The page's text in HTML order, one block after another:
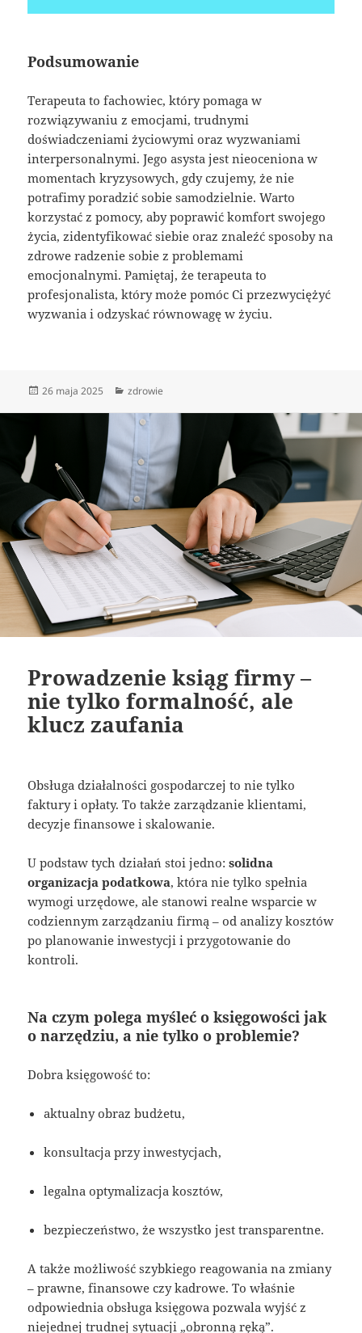
Podsumowanie
Terapeuta to fachowiec, który pomaga w
rozwiązywaniu z emocjami, trudnymi
doświadczeniami życiowymi oraz wyzwaniami
interpersonalnymi. Jego asysta jest nieoceniona w
momentach kryzysowych, gdy czujemy, że nie
potrafimy poradzić sobie samodzielnie. Warto
korzystać z pomocy, aby poprawić komfort swojego
życia, zidentyfikować siebie oraz znaleźć sposoby na
zdrowe radzenie sobie z problemami
emocjonalnymi. Pamiętaj, że terapeuta to
profesjonalista, który może pomóc Ci przezwyciężyć
wyzwania i odzyskać równowagę w życiu.
Data
26 maja 2025 Kategorie
zdrowie
Prowadzenie ksiąg firmy –
nie tylko formalność, ale
klucz zaufania
Obsługa działalności gospodarczej to nie tylko
faktury i opłaty. To także zarządzanie klientami,
decyzje finansowe i skalowanie.
U podstaw tych działań stoi jedno:solidna
organizacja podatkowa, która nie tylko spełnia
wymogi urzędowe, ale stanowi realne wsparcie w
codziennym zarządzaniu firmą – od analizy kosztów
po planowanie inwestycji i przygotowanie do
kontroli.
Na czym polega myśleć o księgowości jak
o narzędziu, a nie tylko o problemie?
Dobra księgowość to:
aktualny obraz budżetu,
konsultacja przy inwestycjach,
legalna optymalizacja kosztów,
bezpieczeństwo, że wszystko jest transparentne.
A także możliwość szybkiego reagowania na zmiany
– prawne, finansowe czy kadrowe. To właśnie
odpowiednia obsługa księgowa pozwala wyjść z
niejednej trudnej sytuacji „obronną ręką”.